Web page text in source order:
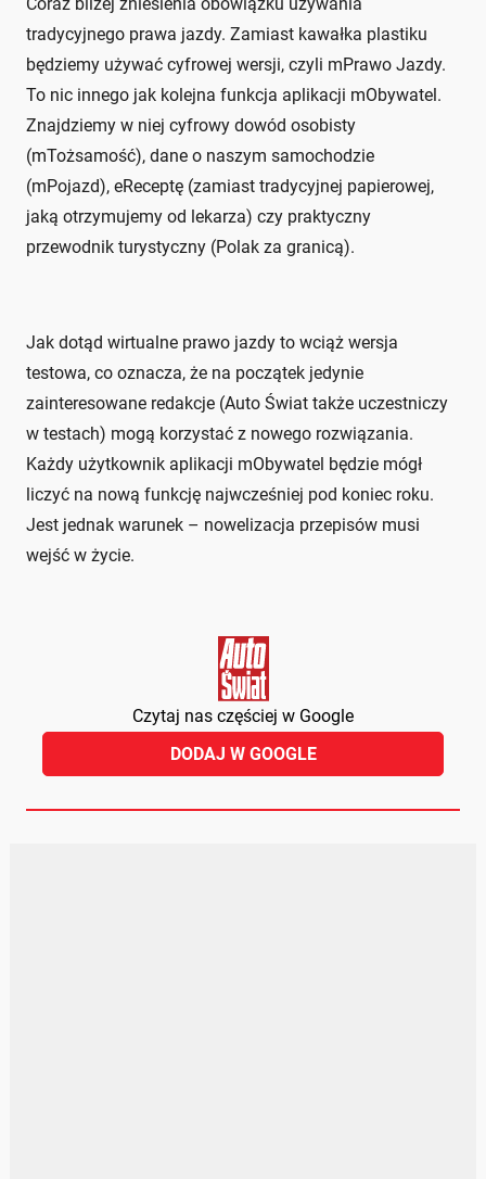
tradycyjnego prawa jazdy. Zamiast kawałka plastiku
będziemy używać cyfrowej wersji, czyli mPrawo Jazdy.
To nic innego jak kolejna funkcja aplikacji mObywatel.
Znajdziemy w niej cyfrowy dowód osobisty
(mTożsamość), dane o naszym samochodzie
(mPojazd), eReceptę (zamiast tradycyjnej papierowej,
jaką otrzymujemy od lekarza) czy praktyczny
przewodnik turystyczny (Polak za granicą).
Jak dotąd wirtualne prawo jazdy to wciąż wersja
testowa, co oznacza, że na początek jedynie
zainteresowane redakcje (Auto Świat także uczestniczy
w testach) mogą korzystać z nowego rozwiązania.
Każdy użytkownik aplikacji mObywatel będzie mógł
liczyć na nową funkcję najwcześniej pod koniec roku.
Jest jednak warunek – nowelizacja przepisów musi
wejść w życie.
Czytaj nas częściej w Google
DODAJ W GOOGLE